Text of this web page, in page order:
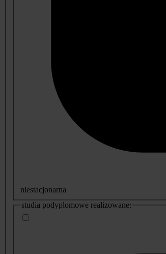
niestacjonarna
studia podyplomowe realizowane: